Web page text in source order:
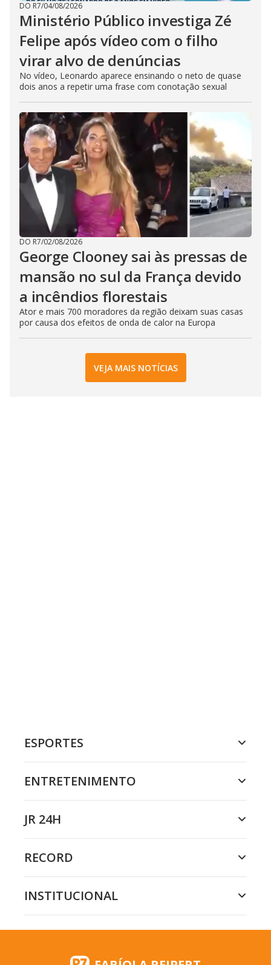
DO R7/04/08/2026
Ministério Público investiga Zé
Felipe após vídeo com o filho
virar alvo de denúncias
No vídeo, Leonardo aparece ensinando o neto de quase
dois anos a repetir uma frase com conotação sexual
DO R7/02/08/2026
George Clooney sai às pressas de
mansão no sul da França devido
a incêndios florestais
Ator e mais 700 moradores da região deixam suas casas
por causa dos efeitos de onda de calor na Europa
VEJA MAIS NOTÍCIAS
ESPORTES
ENTRETENIMENTO
JR 24H
RECORD
INSTITUCIONAL